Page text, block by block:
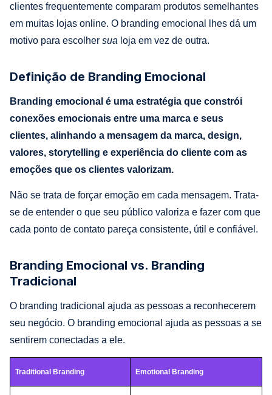
clientes frequentemente comparam produtos semelhantes
em muitas lojas online. O branding emocional lhes dá um
motivo para escolher sua loja em vez de outra.
Definição de Branding Emocional
Branding emocional é uma estratégia que constrói
conexões emocionais entre uma marca e seus
clientes, alinhando a mensagem da marca, design,
valores, storytelling e experiência do cliente com as
emoções que os clientes valorizam.
Não se trata de forçar emoção em cada mensagem. Trata-
se de entender o que seu público valoriza e fazer com que
cada ponto de contato pareça consistente, útil e confiável.
Branding Emocional vs. Branding
Tradicional
O branding tradicional ajuda as pessoas a reconhecerem
seu negócio. O branding emocional ajuda as pessoas a se
sentirem conectadas a ele.
Traditional Branding Emotional Branding